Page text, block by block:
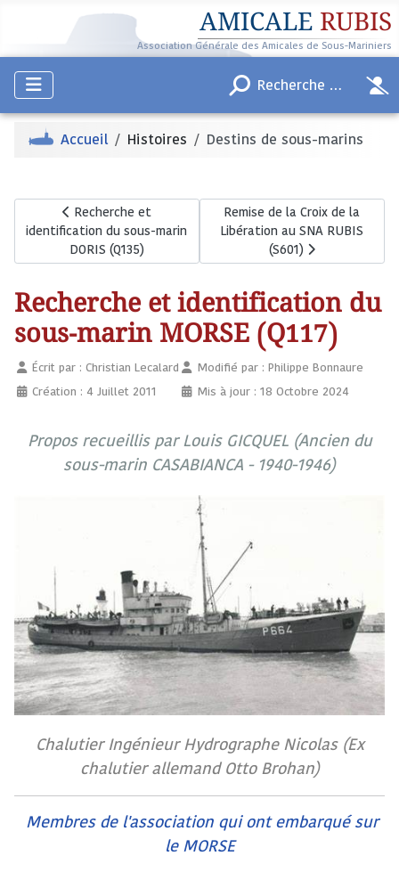
AMICALE RUBIS
Association Générale des Amicales de Sous-Mariniers
Accueil Histoires Destins de sous-marins
Article précédent : Recherche et identification du sous-
Recherche et
identification du sous-marin
DORIS (Q135)
Article suivant : Remise de la
Remise de la Croix de la
Libération au SNA RUBIS
(S601)
Recherche et identification du
sous-marin MORSE (Q117)
Écrit par :Christian Lecalard
Création : 4 Juillet 2011
Modifié par : Philippe Bonnaure
Mis à jour : 18 Octobre 2024
Propos recueillis par Louis GICQUEL (Ancien du
sous-marin CASABIANCA - 1940-1946)
Chalutier Ingénieur Hydrographe Nicolas (Ex
chalutier allemand Otto Brohan)
Membres de l'association qui ont embarqué sur
le MORSE